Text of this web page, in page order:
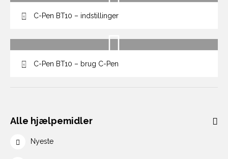
C-Pen BT10 – indstillinger
C-Pen BT10 – brug C-Pen
Alle hjælpemidler
Nyeste